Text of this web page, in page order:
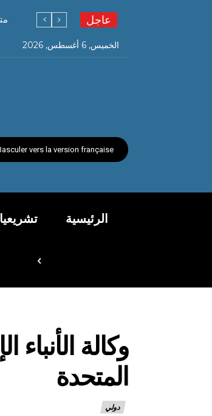
عاجل
الخميس, 6 أغسطس, 2026
vers la version française
الرئيسية تشريعيات
وكالة
المتحدة
دولي